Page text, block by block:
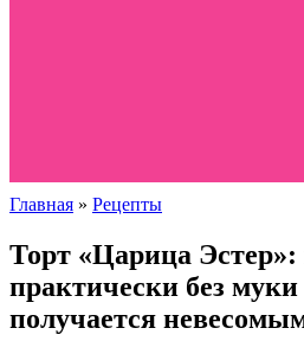
Главная » Рецепты
Торт «Царица Эстер»:
практически без
получается